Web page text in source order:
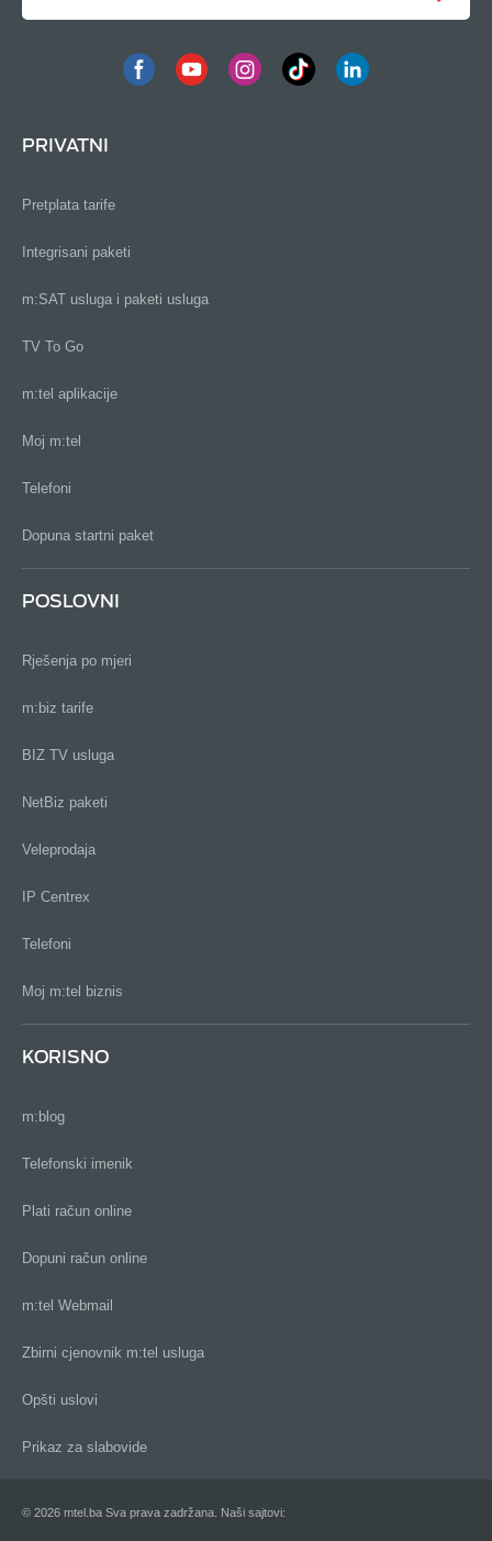
PRIVATNI
Pretplata tarife
Integrisani paketi
m:SAT usluga i paketi usluga
TV To Go
m:tel aplikacije
Moj m:tel
Telefoni
Dopuna startni paket
POSLOVNI
Rješenja po mjeri
m:biz tarife
BIZ TV usluga
NetBiz paketi
Veleprodaja
IP Centrex
Telefoni
Moj m:tel biznis
KORISNO
m:blog
Telefonski imenik
Plati račun online
Dopuni račun online
m:tel Webmail
Zbirni cjenovnik m:tel usluga
Opšti uslovi
Prikaz za slabovide
© 2026 mtel.ba Sva prava zadržana. Naši sajtovi: